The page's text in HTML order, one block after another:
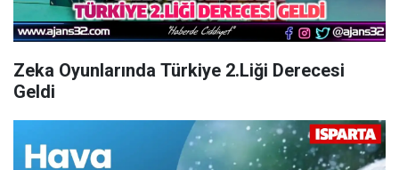
Zeka Oyunlarında Türkiye 2.Liği Derecesi
Geldi